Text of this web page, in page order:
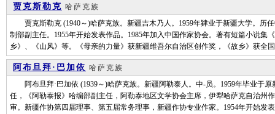
贾克斯勒克 哈萨克族
贾克斯勒克 (1940～)哈萨克族。新疆吉木乃人。1959年肄业于新疆大学。历
制部副主任。1955年开始发表作品。1985年加入中国作家协会。著有短篇小说集
乡》、《山风》等。《母亲的力量》获新疆维吾尔自治区创作奖，《故乡》获
阿布旦拜·巴加依 哈萨克族
阿布旦拜·巴加依 (1939～)哈萨克族。新疆阿勒泰人。中-员。1959年毕业于
任，《阿勒泰报》哈编部副主任，阿勒泰地区文学协会主席，伊犁哈萨克自治州
审。新疆作协第四届理事、第五届常务理事，新疆作协专业作家。1954年开始发